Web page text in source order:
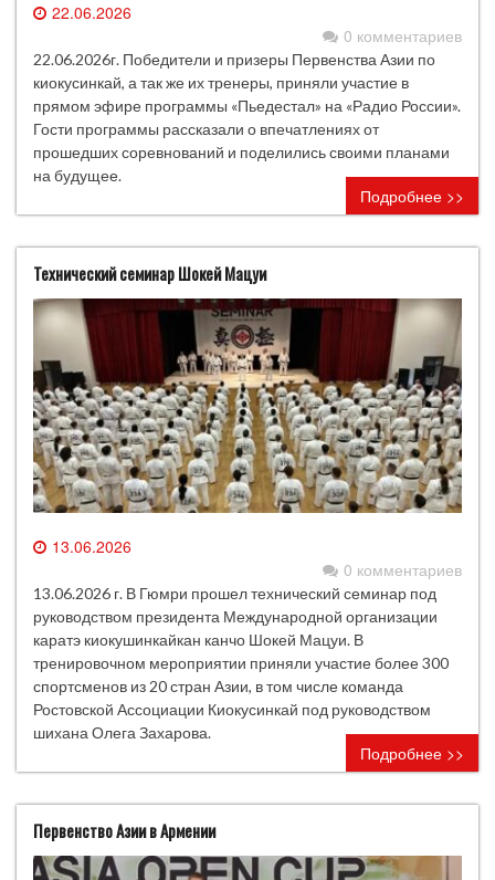
22.06.2026
0 комментариев
22.06.2026г. Победители и призеры Первенства Азии по
киокусинкай, а так же их тренеры, приняли участие в
прямом эфире программы «Пьедестал» на «Радио России».
Гости программы рассказали о впечатлениях от
прошедших соревнований и поделились своими планами
на будущее.
Подробнее >>
Технический семинар Шокей Мацуи
13.06.2026
0 комментариев
13.06.2026 г. В Гюмри прошел технический семинар под
руководством президента Международной организации
каратэ киокушинкайкан канчо Шокей Мацуи. В
тренировочном мероприятии приняли участие более 300
спортсменов из 20 стран Азии, в том числе команда
Ростовской Ассоциации Киокусинкай под руководством
шихана Олега Захарова.
Подробнее >>
Первенство Азии в Армении